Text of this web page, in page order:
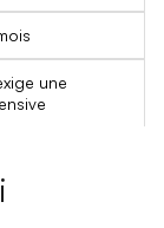
une